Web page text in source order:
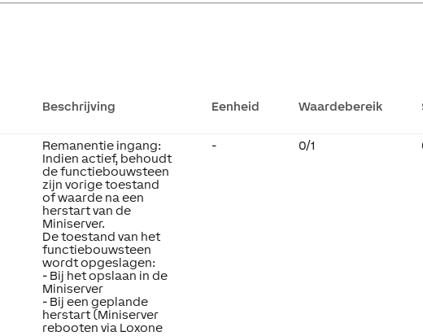
Beschrijving Eenheid Waardebereik
Remanentie ingang:
Indien actief, behoudt
de functiebouwsteen
zijn vorige toestand
of waarde na een
herstart van de
Miniserver.
De toestand van het
functiebouwsteen
wordt opgeslagen:
- Bij het opslaan in de
Miniserver
- Bij een geplande
herstart (Miniserver
rebooten via Loxone
- 0/1